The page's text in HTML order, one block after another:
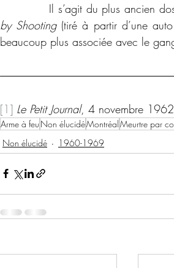
Il s’agit du plus ancien
by Shooting (tiré à partir d’une
beaucoup plus associée avec le
[1] Le Petit Journal, 4 novembre
Arme à feu Non élucidéMontréalMeurtre par
Non élucidé
1960-1969